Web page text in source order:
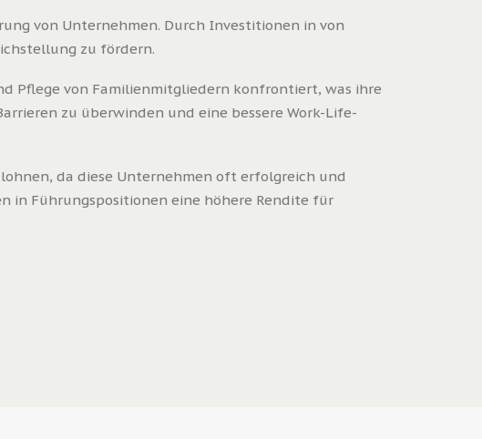
von Unternehmen. Durch Investitionen in von
zu fördern.
Pflege von Familienmitgliedern konfrontiert, was ihre
zu überwinden und eine bessere Work-Life-
da diese Unternehmen oft erfolgreich und
in Führungspositionen eine höhere Rendite für